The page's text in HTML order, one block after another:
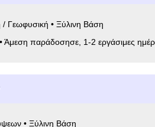
Γεωφυσική • Ξύλινη Βάση
Άμεση παράδοσησε, 1-2 εργάσιμες
• Ξύλινη Βάση